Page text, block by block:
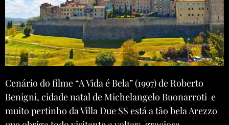
Cenário do filme “A Vida é Bela” (1997) de Roberto
Benigni, cidade natal de Michelangelo Buonarroti e
muito pertinho da Villa Due SS está a tão bela Arezzo